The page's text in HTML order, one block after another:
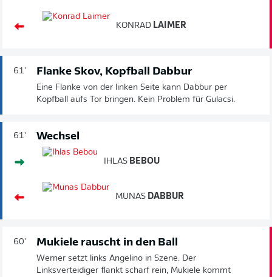
KONRAD LAIMER
61' Flanke Skov, Kopfball Dabbur
Eine Flanke von der linken Seite kann Dabbur per
Kopfball aufs Tor bringen. Kein Problem für Gulacsi.
61' Wechsel
IHLAS BEBOU
MUNAS DABBUR
60' Mukiele rauscht in den Ball
Werner setzt links Angelino in Szene. Der
Linksverteidiger flankt scharf rein, Mukiele kommt